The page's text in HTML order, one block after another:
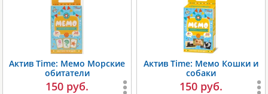
Актив Time: Мемо Морские
обитатели
150 руб.
Актив Time: Мемо Кошки и
собаки
150 руб.